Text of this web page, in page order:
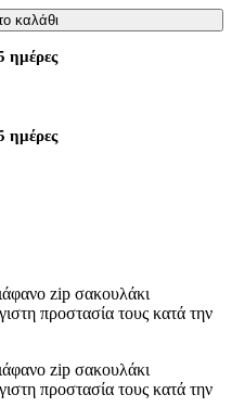
καλάθι
ημέρες
ημέρες
zip σακουλάκι
προστασία τους κατά την
zip σακουλάκι
προστασία τους κατά την